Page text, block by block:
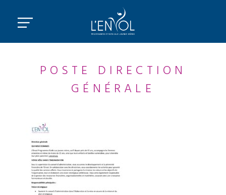
POSTE DIRECTION
GÉNÉRALE